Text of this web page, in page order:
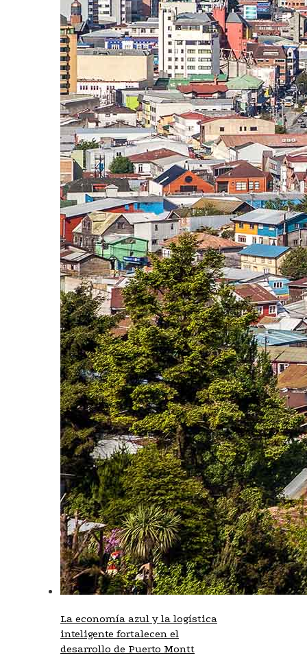
La economía azul y la logística
inteligente fortalecen el
desarrollo de Puerto Montt